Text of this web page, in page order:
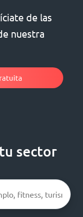
de las
nuestra
sector